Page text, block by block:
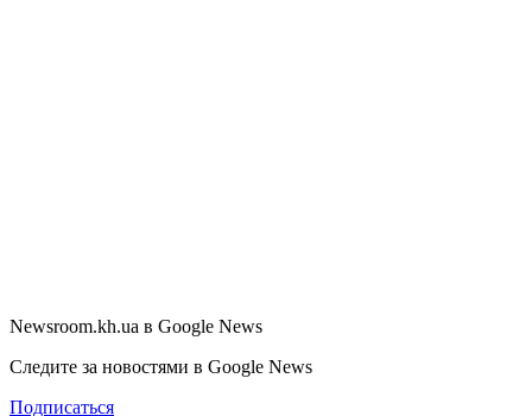
Newsroom.kh.ua в Google News
Следите за новостями в Google News
Подписаться